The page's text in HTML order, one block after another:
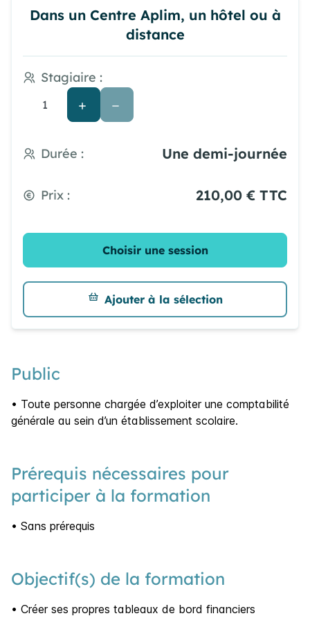
Dans un Centre Aplim, un hôtel ou à
distance
Stagiaire :
Durée : Une demi-journée
Prix : 210,00 € TTC
Choisir une session
Ajouter à la sélection
Public
• Toute personne chargée d’exploiter une comptabilité
générale au sein d’un établissement scolaire.
Prérequis nécessaires pour
participer à la formation
• Sans prérequis
Objectif(s) de la formation
• Créer ses propres tableaux de bord financiers